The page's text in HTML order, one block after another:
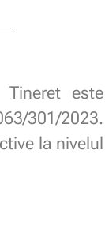
este
301/2023.
la nivelul